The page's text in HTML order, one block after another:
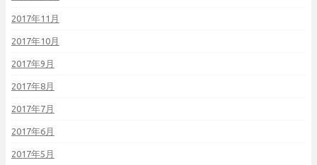
2017年11月
2017年10月
2017年9月
2017年8月
2017年7月
2017年6月
2017年5月